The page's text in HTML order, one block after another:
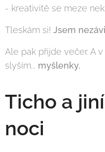
- kreativitě se meze
Tleskám si! Jsem
Ale pak přijde večer. A
slyším... myšlenky.
Ticho a
noci